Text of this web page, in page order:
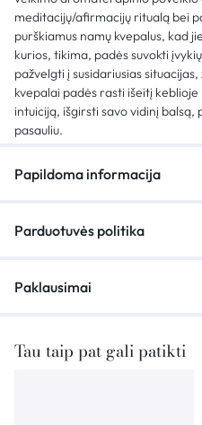
meditacijų/afirmacijų ritualą bei
purškiamus namų kvepalus, kad
kurios, tikima, padės suvokti
pažvelgti į susidariusias
kvepalai padės rasti išeitį
intuiciją, išgirsti savo vidinį balsą,
pasauliu.
Papildoma informacija
Parduotuvės politika
Paklausimai
Tau taip pat gali patikti